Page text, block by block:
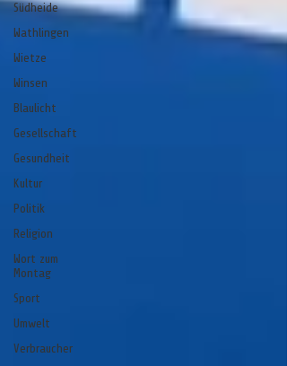
Südheide
Wathlingen
Wietze
Winsen
Blaulicht
Gesellschaft
Gesundheit
Kultur
Politik
Religion
Wort zum
Montag
Sport
Umwelt
Verbraucher